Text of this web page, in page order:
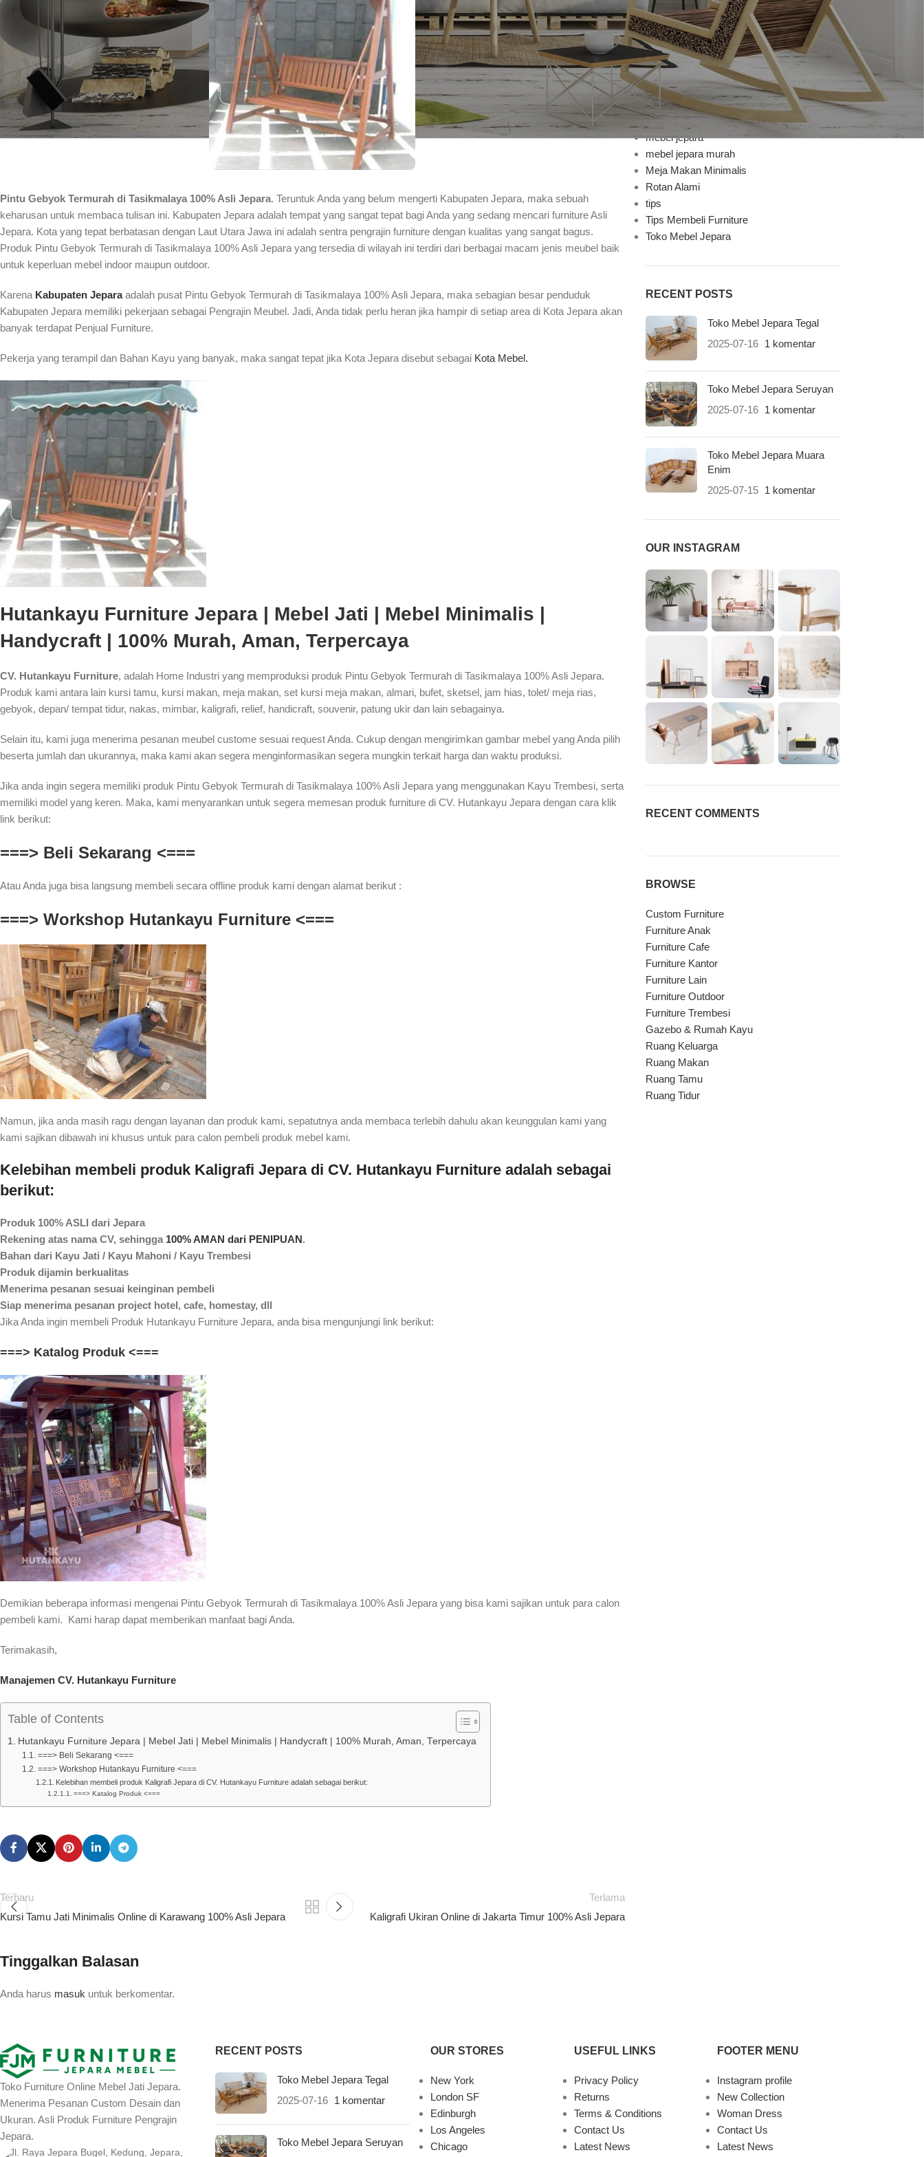
Pintu Gebyok Termurah di Tasikmalaya 100% Asli Jepara. Teruntuk Anda yang belum mengerti Kabupaten Jepara, maka sebuah
keharusan untuk membaca tulisan ini. Kabupaten Jepara adalah tempat yang sangat tepat bagi Anda yang sedang mencari furniture Asli
Jepara. Kota yang tepat berbatasan dengan Laut Utara Jawa ini adalah sentra pengrajin furniture dengan kualitas yang sangat bagus.
Produk Pintu Gebyok Termurah di Tasikmalaya 100% Asli Jepara yang tersedia di wilayah ini terdiri dari berbagai macam jenis meubel baik
untuk keperluan mebel indoor maupun outdoor.
Karena Kabupaten Jeparaadalah pusat Pintu Gebyok Termurah di Tasikmalaya 100% Asli Jepara, maka sebagian besar penduduk
Kabupaten Jepara memiliki pekerjaan sebagai Pengrajin Meubel. Jadi, Anda tidak perlu heran jika hampir di setiap area di Kota Jepara akan
banyak terdapat Penjual Furniture.
Pekerja yang terampil dan Bahan Kayu yang banyak, maka sangat tepat jika Kota Jepara disebut sebagai Kota Mebel.
Hutankayu Furniture Jepara | Mebel Jati | Mebel Minimalis |
Handycraft | 100% Murah, Aman, Terpercaya
CV. Hutankayu Furniture, adalah Home Industri yang memproduksi produk Pintu Gebyok Termurah di Tasikmalaya 100% Asli Jepara.
Produk kami antara lain kursi tamu, kursi makan, meja makan, set kursi meja makan, almari, bufet, sketsel, jam hias, tolet/ meja rias,
gebyok, depan/ tempat tidur, nakas, mimbar, kaligrafi, relief, handicraft, souvenir, patung ukir dan lain sebagainya.
Selain itu, kami juga menerima pesanan meubel custome sesuai request Anda. Cukup dengan mengirimkan gambar mebel yang Anda pilih
beserta jumlah dan ukurannya, maka kami akan segera menginformasikan segera mungkin terkait harga dan waktu produksi.
Jika anda ingin segera memiliki produk Pintu Gebyok Termurah di Tasikmalaya 100% Asli Jepara yang menggunakan Kayu Trembesi, serta
memiliki model yang keren. Maka, kami menyarankan untuk segera memesan produk furniture di CV. Hutankayu Jepara dengan cara klik
link berikut:
===> Beli Sekarang <===
Atau Anda juga bisa langsung membeli secara offline produk kami dengan alamat berikut :
===> Workshop Hutankayu Furniture <===
Namun, jika anda masih ragu dengan layanan dan produk kami, sepatutnya anda membaca terlebih dahulu akan keunggulan kami yang
kami sajikan dibawah ini khusus untuk para calon pembeli produk mebel kami.
Kelebihan membeli produk Kaligrafi Jepara di CV. Hutankayu Furniture adalah sebagai
berikut:
Produk 100% ASLI dari Jepara
Rekening atas nama CV, sehingga 100% AMAN dari PENIPUAN.
Bahan dari Kayu Jati / Kayu Mahoni / Kayu Trembesi
Produk dijamin berkualitas
Menerima pesanan sesuai keinginan pembeli
Siap menerima pesanan project hotel, cafe, homestay, dll
Jika Anda ingin membeli Produk Hutankayu Furniture Jepara, anda bisa mengunjungi link berikut:
===> Katalog Produk <===
Demikian beberapa informasi mengenai Pintu Gebyok Termurah di Tasikmalaya 100% Asli Jepara yang bisa kami sajikan untuk para calon
pembeli kami. Kami harap dapat memberikan manfaat bagi Anda.
Terimakasih,
Manajemen CV. Hutankayu Furniture
Table of Contents
Hutankayu Furniture Jepara | Mebel Jati | Mebel Minimalis | Handycraft | 100% Murah, Aman, Terpercaya
===> Beli Sekarang <===
===> Workshop Hutankayu Furniture <===
Kelebihan membeli produk Kaligrafi Jepara di CV. Hutankayu Furniture adalah sebagai berikut:
===> Katalog Produk <===
Terbaru
Kursi Tamu Jati Minimalis Online di Karawang 100% Asli Jepara
Terlama
Kaligrafi Ukiran Online di Jakarta Timur 100% Asli Jepara
Tinggalkan Balasan
Anda harus masuk untuk berkomentar.
Bufet TV
Decoration
Design trends
Furniture
Furniture Mebel Jepara
Handycraft
Inspiration
Jenis Finishing
mebel jepara
mebel jepara murah
Meja Makan Minimalis
Rotan Alami
tips
Tips Membeli Furniture
Toko Mebel Jepara
RECENT POSTS
Toko Mebel Jepara Tegal
2025-07-16 1 komentar
Toko Mebel Jepara Seruyan
2025-07-16 1 komentar
Toko Mebel Jepara Muara
Enim
2025-07-15 1 komentar
OUR INSTAGRAM
RECENT COMMENTS
BROWSE
Custom Furniture
Furniture Anak
Furniture Cafe
Furniture Kantor
Furniture Lain
Furniture Outdoor
Furniture Trembesi
Gazebo & Rumah Kayu
Ruang Keluarga
Ruang Makan
Ruang Tamu
Ruang Tidur
Toko Furniture Online Mebel Jati Jepara.
Menerima Pesanan Custom Desain dan
Ukuran. Asli Produk Furniture Pengrajin
Jepara.
Jl. Raya Jepara Bugel, Kedung, Jepara,
RECENT POSTS
Toko Mebel Jepara Tegal
2025-07-16 1 komentar
Toko Mebel Jepara Seruyan
OUR STORES
New York
London SF
Edinburgh
Los Angeles
Chicago
USEFUL LINKS
Privacy Policy
Returns
Terms & Conditions
Contact Us
Latest News
FOOTER MENU
Instagram profile
New Collection
Woman Dress
Contact Us
Latest News